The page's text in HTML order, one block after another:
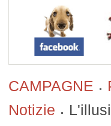
CAMPAGNE
Notizie